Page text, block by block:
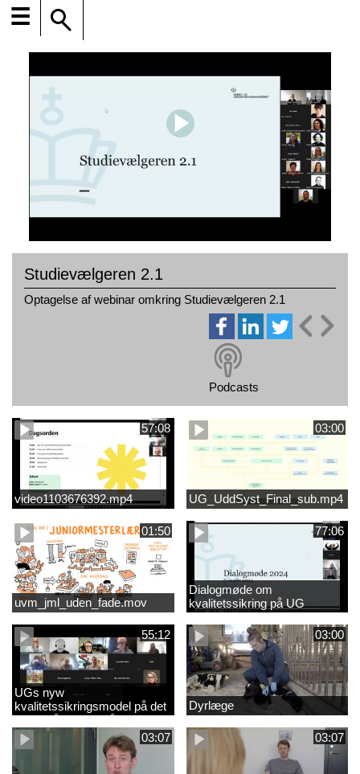
☰
Studievælgeren 2.1
Optagelse af webinar omkring Studievælgeren 2.1
Podcasts
57:08
video1103676392.mp4
03:00
UG_UddSyst_Final_sub.mp4
01:50
uvm_jml_uden_fade.mov
77:06
Dialogmøde om
kvalitetssikring på UG
55:12
UGs nyw
kvalitetssikringsmodel på det
videregående område
03:00
Dyrlæge
03:07 03:07